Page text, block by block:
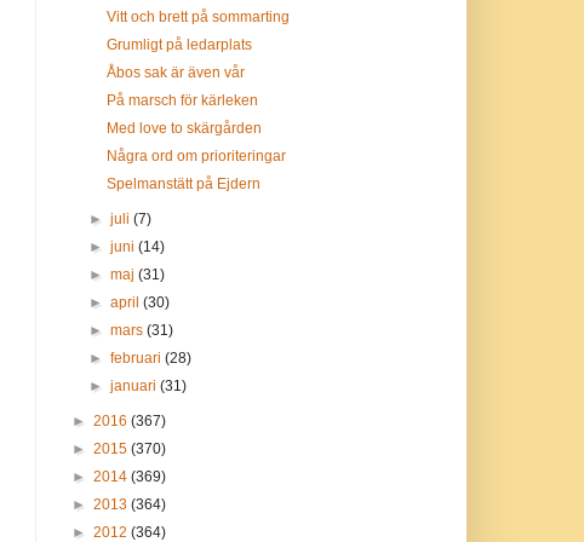
Vitt och brett på sommarting
Grumligt på ledarplats
Åbos sak är även vår
På marsch för kärleken
Med love to skärgården
Några ord om prioriteringar
Spelmanstätt på Ejdern
► juli (7)
► juni (14)
► maj (31)
► april (30)
► mars (31)
► februari (28)
► januari (31)
► 2016 (367)
► 2015 (370)
► 2014 (369)
► 2013 (364)
► 2012 (364)